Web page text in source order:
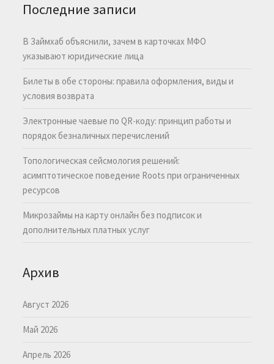
Последние записи
В Займхаб объяснили, зачем в карточках МФО
указывают юридические лица
Билеты в обе стороны: правила оформления, виды и
условия возврата
Электронные чаевые по QR-коду: принцип работы и
порядок безналичных перечислений
Топологическая сейсмология решений:
асимптотическое поведение Roots при ограниченных
ресурсов
Микрозаймы на карту онлайн без подписок и
дополнительных платных услуг
Архив
Август 2026
Май 2026
Апрель 2026